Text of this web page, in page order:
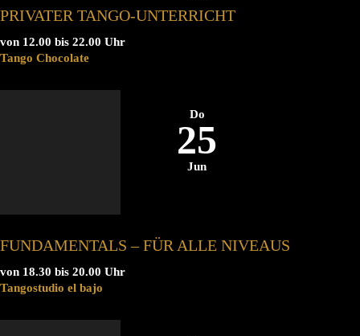
PRIVATER TANGO-UNTERRICHT
von 12.00 bis 22.00 Uhr
Tango Chocolate
Do
25
Jun
FUNDAMENTALS – FÜR ALLE NIVEAUS
von 18.30 bis 20.00 Uhr
Tangostudio el bajo